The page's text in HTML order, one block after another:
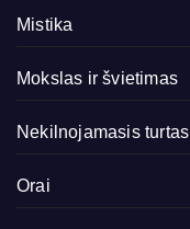
Mistika
Mokslas ir švietimas
Nekilnojamasis turtas
Orai